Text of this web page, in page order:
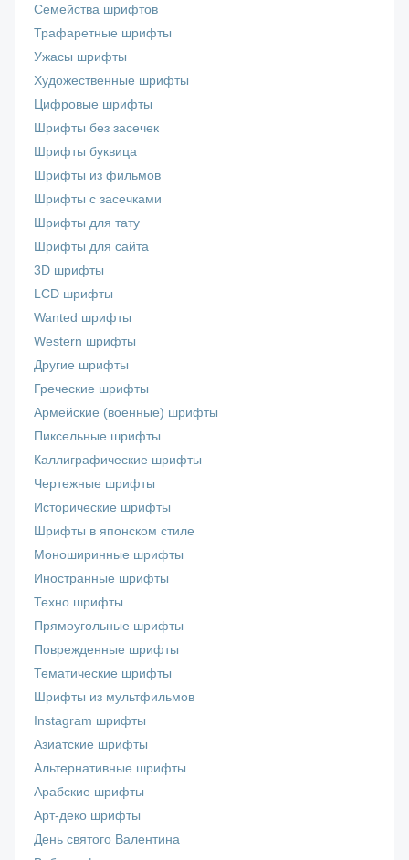
Семейства шрифтов
Трафаретные шрифты
Ужасы шрифты
Художественные шрифты
Цифровые шрифты
Шрифты без засечек
Шрифты буквица
Шрифты из фильмов
Шрифты с засечками
Шрифты для тату
Шрифты для сайта
3D шрифты
LCD шрифты
Wanted шрифты
Western шрифты
Другие шрифты
Греческие шрифты
Армейские (военные) шрифты
Пиксельные шрифты
Каллиграфические шрифты
Чертежные шрифты
Исторические шрифты
Шрифты в японском стиле
Моноширинные шрифты
Иностранные шрифты
Техно шрифты
Прямоугольные шрифты
Поврежденные шрифты
Тематические шрифты
Шрифты из мультфильмов
Instagram шрифты
Азиатские шрифты
Альтернативные шрифты
Арабские шрифты
Арт-деко шрифты
День святого Валентина